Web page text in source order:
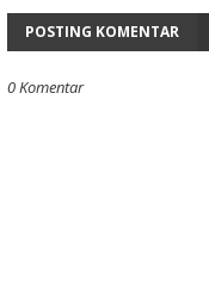
POSTING KOMENTAR
0 Komentar